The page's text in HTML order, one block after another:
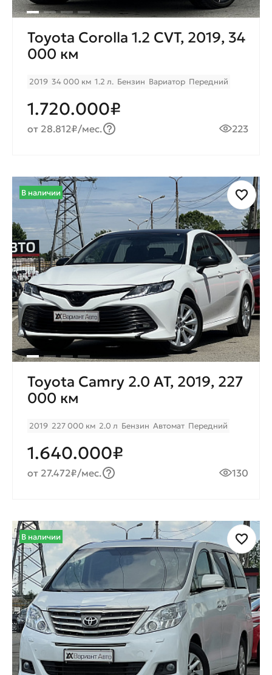
Toyota Corolla 1.2 CVT, 2019, 34
000 км
2019 34 000 км 1.2 л. Бензин Вариатор Передний
1.720.000₽
от 28.812₽/мес. 223
В наличии
Toyota Camry 2.0 AT, 2019, 227
000 км
2019 227 000 км 2.0 л Бензин Автомат Передний
1.640.000₽
от 27.472₽/мес. 130
В наличии